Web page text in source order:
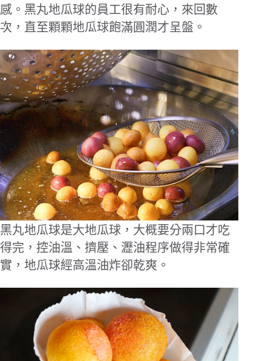
感。黑丸地瓜球的員工很有耐心，來回數
次，直至顆顆地瓜球飽滿圓潤才呈盤。
黑丸地瓜球是大地瓜球，大概要分兩口才吃
得完，控油溫、擠壓、瀝油程序做得非常確
實，地瓜球經高溫油炸卻乾爽。